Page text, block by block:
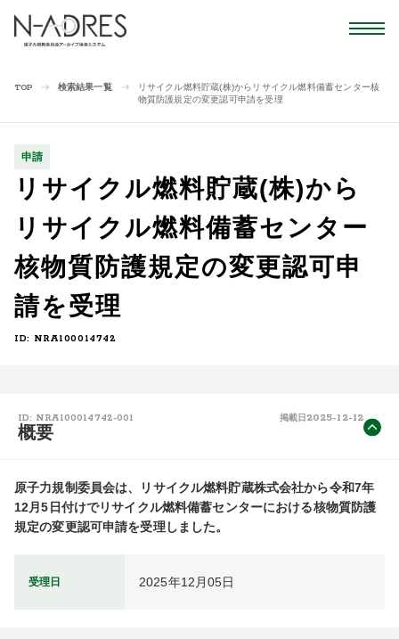
TOP 検索結果一覧
リサイクル燃料貯蔵(株)からリサイクル燃料備蓄センター核
物質防護規定の変更認可申請を受理
申請
リサイクル燃料貯蔵(株)から
リサイクル燃料備蓄センター
核物質防護規定の変更認可申
請を受理
ID: NRA100014742
ID: NRA100014742-001 掲載日 2025-12-12
概要
原子力規制委員会は、リサイクル燃料貯蔵株式会社から令和7年
12月5日付けでリサイクル燃料備蓄センターにおける核物質防護
規定の変更認可申請を受理しました。
受理日 2025年12月05日